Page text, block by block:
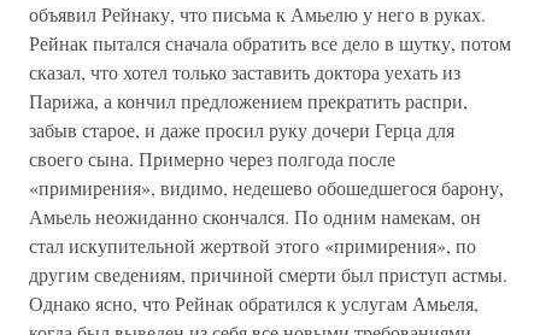
объявил Рейнаку, что письма к Амьелю у него в руках.
Рейнак пытался сначала обратить все дело в шутку, потом
сказал, что хотел только заставить доктора уехать из
Парижа, а кончил предложением прекратить распри,
забыв старое, и даже просил руку дочери Герца для
своего сына. Примерно через полгода после
«примирения», видимо, недешево обошедшегося барону,
Амьель неожиданно скончался. По одним намекам, он
стал искупительной жертвой этого «примирения», по
другим сведениям, причиной смерти был приступ астмы.
Однако ясно, что Рейнак обратился к услугам Амьеля,